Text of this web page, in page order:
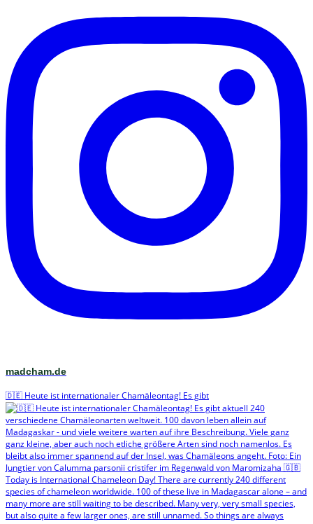
madcham.de
🇩🇪 Heute ist internationaler Chamäleontag! Es gibt